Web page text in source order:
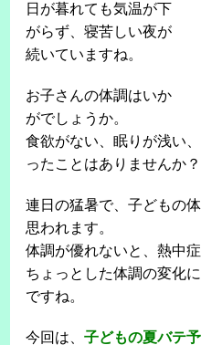
日が暮れても気温が下
がらず、寝苦しい夜が
続いていますね。
お子さんの体調はいか
がでしょうか。
食欲がない、眠りが浅い
ったことはありませんか？
連日の猛暑で、子どもの
思われます。
体調が優れないと、熱中
ちょっとした体調の変化
ですね。
今回は、子どもの夏バテ